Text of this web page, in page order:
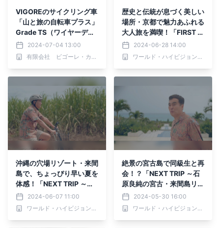
VIGOREのサイクリング車
「山と旅の自転車プラス」
Grade TS（ワイヤーディ
スクブレーキ）仕様がリニ
ューアル
2024-07-04 13:00
有限会社 ビゴーレ・カタオカ
歴史と伝統が息づく美しい
場所・京都で魅力あふれる
大人旅を満喫！「FIRST T
RIP～京都祇園 うるわしの
旅～」6月30日(日)夕方6
時00分からBS12で放送！
2024-06-28 14:00
ワールド・ハイビジョン・チャンネル株式会社
沖縄の穴場リゾート・来間
島で、ちょっぴり早い夏を
体感！「NEXT TRIP ～石
原良純の宮古・来間島リゾ
ート旅 後編～」6月10日
(月)夕方6時00分からBS1
2024-06-07 11:00
ワールド・ハイビジョン・チャンネル株式会社
絶景の宮古島で同級生と再
会！？「NEXT TRIP ～石
原良純の宮古・来間島リゾ
ート旅 前編～」6月3日
(月)夕方6時00分からBS1
2で放送！
2024-05-30 16:00
ワールド・ハイビジョン・チャンネル株式会社